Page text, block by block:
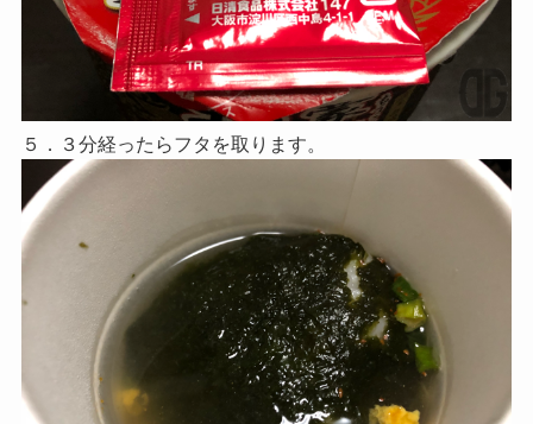
５．３分経ったらフタを取ります。